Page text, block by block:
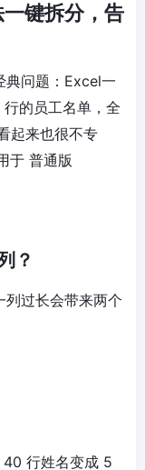
键拆分，告
问题： Excel一
的员工名单，全
起来也很不专
于 普通版
？
列过长会带来两个
行姓名变成 5